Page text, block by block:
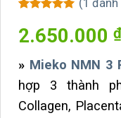
dựa trên
đánh giá
(1 đánh
2.650.000 ₫
» Mieko NMN 3
hợp 3 thành
Collagen,